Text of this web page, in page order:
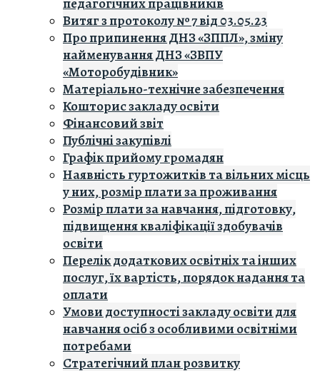
Витяг з протоколу № 7 від 03.05.23
Про припинення ДНЗ «ЗППЛ», зміну
найменування ДНЗ «ЗВПУ
«Моторобудівник»
Матеріально-технічне забезпечення
Кошторис закладу освiти
Фінансовий звіт
Публічні закупівлі
Графік прийому громадян
Наявність гуртожитків та вільних місць
у них, розмір плати за проживання
Розмір плати за навчання, підготовку,
підвищення кваліфікації здобувачів
освіти
Перелік додаткових освітніх та інших
послуг, їх вартість, порядок надання та
оплати
Умови доступності закладу освіти для
навчання осіб з особливими освітніми
потребами
Стратегічний план розвитку